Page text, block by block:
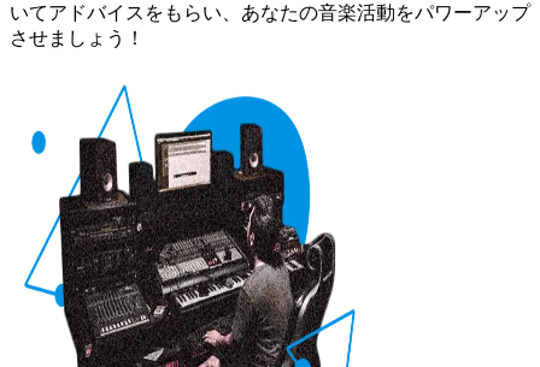
いてアドバイスをもらい、あなたの音楽活動をパワーアップ
させましょう！